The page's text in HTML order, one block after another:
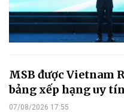
MSB được Vietnam
bảng xếp hạng uy
07/08/2026 17:55